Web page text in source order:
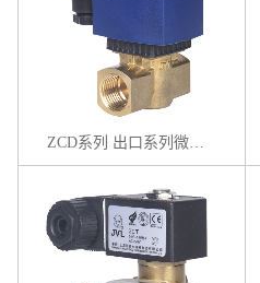
ZCD系列 出口系列微型黄铜电磁阀